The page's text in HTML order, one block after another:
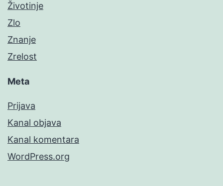
Životinje
Zlo
Znanje
Zrelost
Meta
Prijava
Kanal objava
Kanal komentara
WordPress.org